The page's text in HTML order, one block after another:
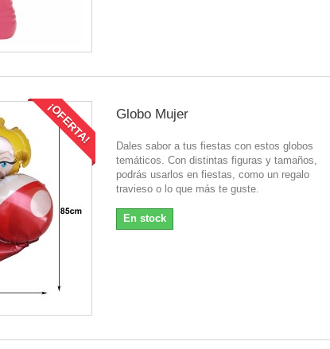
¡OFERTA! Globo Mujer
Dales sabor a tus fiestas con estos globos
temáticos. Con distintas figuras y tamaños,
podrás usarlos en fiestas, como un regalo
travieso o lo que más te guste.
En stock